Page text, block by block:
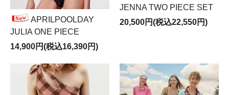
APRILPOOLDAY
JULIA ONE PIECE
14,900円(税込16,390円)
JENNA TWO PIECE SET
20,500円(税込22,550円)